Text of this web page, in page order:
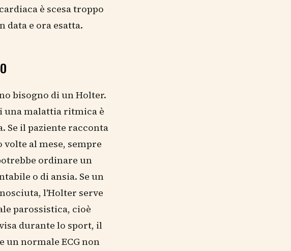
è scesa troppo
data e ora esatta.
bisogno di un Holter.
una malattia ritmica è
Se il paziente racconta
al mese, sempre
ordinare un
o di ansia. Se un
l'Holter serve
parossistica, cioè
durante lo sport, il
un normale ECG non